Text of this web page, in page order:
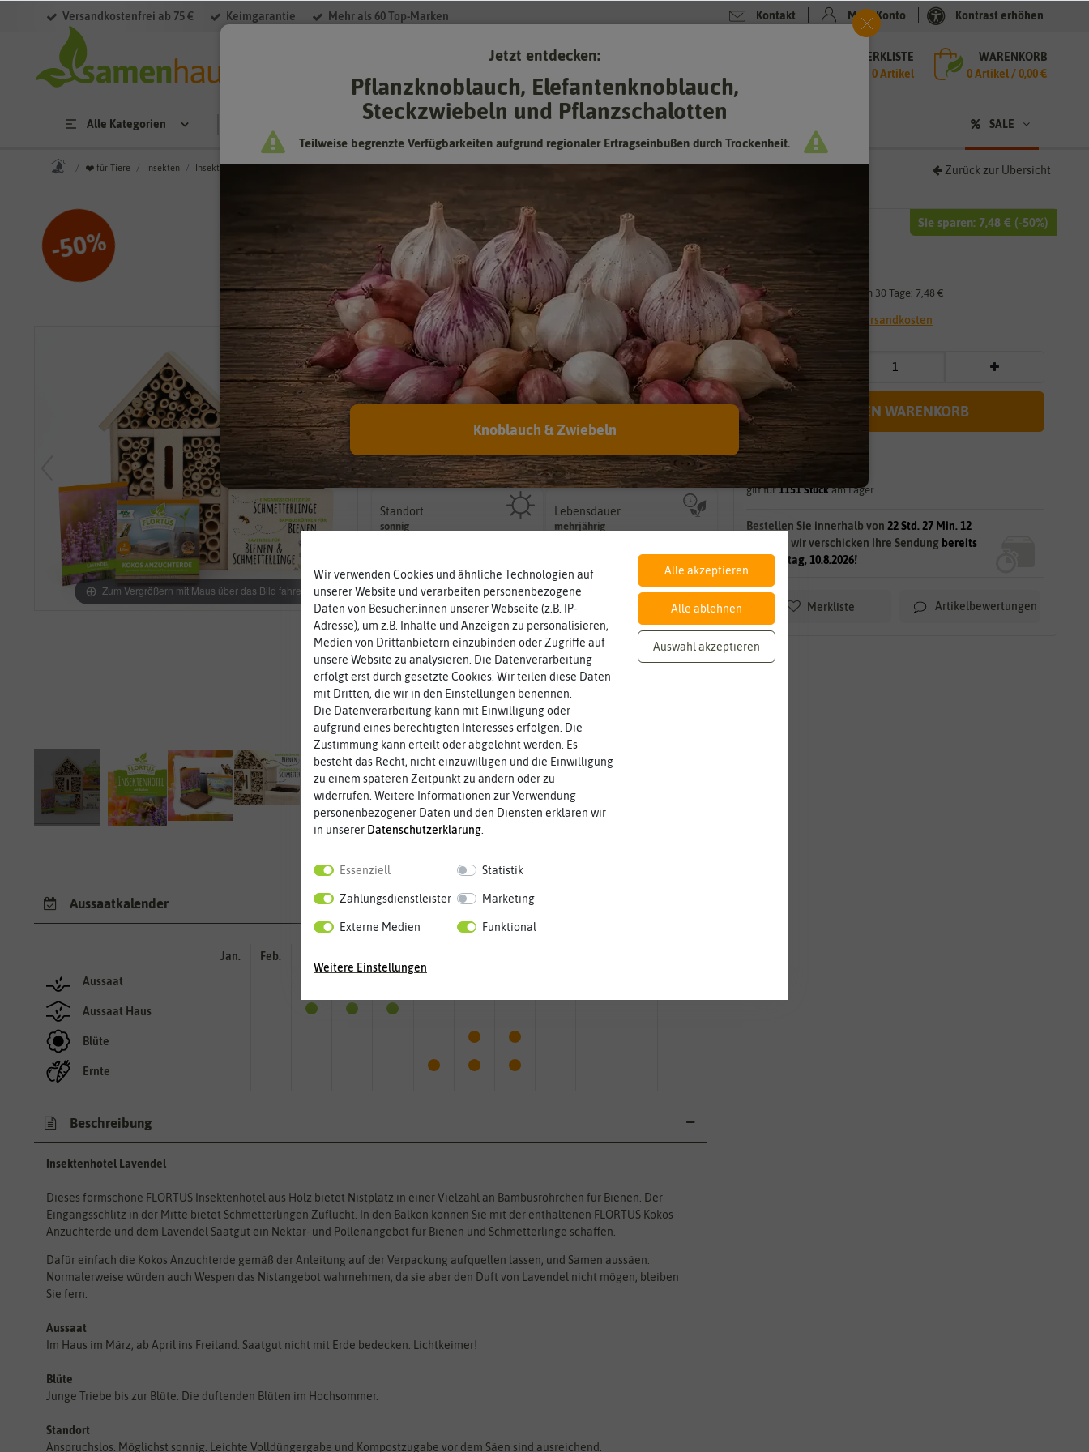
Versandkostenfrei ab 75 € Keimgarantie Mehr als 60 Top-Marken Kontakt Mein Konto Kontrast erhöhen
MERKLISTE
0 Artikel
WARENKORB
0Artikel /0,00 €
Alle Kategorien SALE
❤️ für Tiere Insekten Insektenhotels Zurück zur Übersicht
Zum Vergrößern mit Maus über das Bild fahren
-50%
Sie sparen: 7,48 € (-50%)
7,48 €
Niedrigster Preis der letzten 30 Tage: 7,48 €
* inkl. 19% MwSt. zzgl. Versandkosten
IN DEN WARENKORB
sofort lieferbar
gilt für1151Stückam Lager.
Bestellen Sie innerhalb von 22 Std. 27 Min. 11
und wir verschicken Ihre Sendung bereits
am Montag, 10.8.2026!
Merkliste Artikelbewertungen
Insektenhotel Lavendel
Hersteller:
FLORTUS
Artikelnummer:
2000-2354
EAN:
4251535431944
Inhalt
Samen
Der botanische (lateinische)
Bestimmung der Pflanze.
Standort
sonnig
Pflanze? (schattig, halbschattig,
sonnig, vollsonnig)
Winterhart
ja
Pflanzen, die im Freien ohne
Probleme überwintern können.
Lebensdauer
mehrjährig
einjährig, zweijährig oder
mehrjährig.
Wuchshöhe
Die ausgewachsene Pflanze kann
Größe erreichen.
Pflanzabstand
30 cm
Welchen Abstand sollten die
Pflanzen voneinander haben?
Reihenabstand
25-30 cm
Welchen Abstand sollten die
Reihen der Pflanzen voneinander
haben?
Blütenfarbe
violett
Wie ist die Blüte eingefärbt? Kann
auch mehrfarbig sein.
Aussaatkalender
Aussaat
Aussaat Haus
Blüte
Ernte
Jan. Feb.
Beschreibung
Insektenhotel Lavendel
Dieses formschöne FLORTUS Insektenhotel aus Holz bietet Nistplatz in einer Vielzahl an Bambusröhrchen für Bienen. Der
Eingangsschlitz in der Mitte bietet Schmetterlingen Zuflucht. In den Balkon können Sie mit der enthaltenen FLORTUS Kokos
Anzuchterde und dem Lavendel Saatgut ein Nektar- und Pollenangebot für Bienen und Schmetterlinge schaffen.
Dafür einfach die Kokos Anzuchterde gemäß der Anleitung auf der Verpackung aufquellen lassen, und Samen aussäen.
Normalerweise würden auch Wespen das Nistangebot wahrnehmen, da sie aber den Duft von Lavendel nicht mögen, bleiben
Sie fern.
Aussaat
Im Haus im März, ab April ins Freiland. Saatgut nicht mit Erde bedecken. Lichtkeimer!
Blüte
Junge Triebe bis zur Blüte. Die duftenden Blüten im Hochsommer.
Standort
Anspruchslos. Möglichst sonnig. Leichte Volldüngergabe und Kompostzugabe vor dem Säen sind ausreichend.
Wir verwenden Cookies und ähnliche Technologien auf
unserer Website und verarbeiten personenbezogene
Daten von Besucher:innen unserer Webseite (z.B. IP-
Adresse), um z.B. Inhalte und Anzeigen zu personalisieren,
Medien von Drittanbietern einzubinden oder Zugriffe auf
unsere Website zu analysieren. Die Datenverarbeitung
erfolgt erst durch gesetzte Cookies. Wir teilen diese Daten
mit Dritten, die wir in den Einstellungen benennen.
Die Datenverarbeitung kann mit Einwilligung oder
aufgrund eines berechtigten Interesses erfolgen. Die
Zustimmung kann erteilt oder abgelehnt werden. Es
besteht das Recht, nicht einzuwilligen und die Einwilligung
zu einem späteren Zeitpunkt zu ändern oder zu
widerrufen. Weitere Informationen zur Verwendung
personenbezogener Daten und den Diensten erklären wir
in unserer Daten­schutz­erklärung
Essenziell Statistik
Zahlungsdienstleister Marketing
Externe Medien Funktional
Weitere Einstellungen
Alle akzeptieren
Alle ablehnen
Auswahl akzeptieren
Jetzt entdecken:
Pflanzknoblauch, Elefantenknoblauch,
Steckzwiebeln und Pflanzschalotten
Teilweise begrenzte Verfügbarkeiten aufgrund regionaler Ertragseinbußen durch Trockenheit.
Knoblauch & Zwiebeln